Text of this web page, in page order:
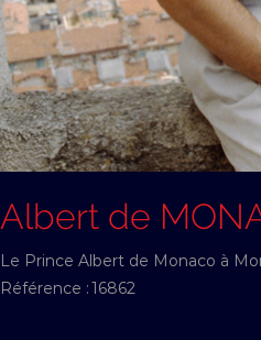
Albert de
Le Prince Albert de Monaco à
Référence :16862